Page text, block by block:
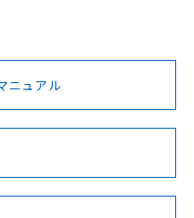
だく前に、以下を必ずお読
BV型式承認
（フランス
KR型式
（韓国
No No
ニュアル